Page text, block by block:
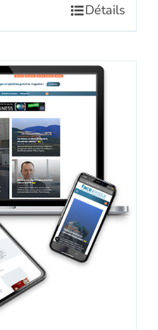
Détails